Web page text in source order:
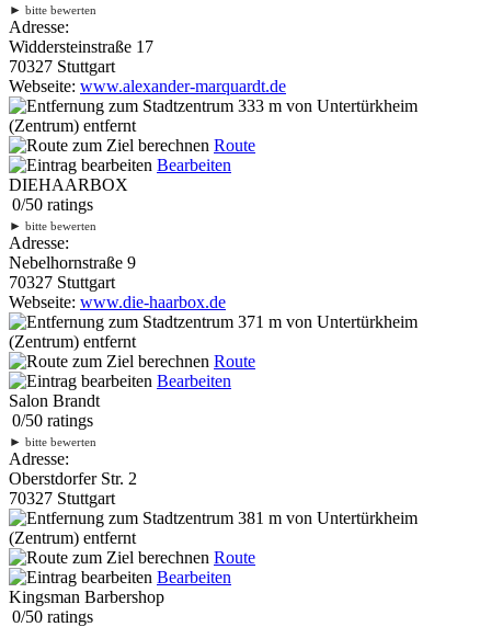
► bitte bewerten
Adresse:
Widdersteinstraße 17
70327 Stuttgart
Webseite: www.alexander-marquardt.de
333 m von Untertürkheim
(Zentrum) entfernt
Route
Bearbeiten
DIEHAARBOX
0/50 ratings
► bitte bewerten
Adresse:
Nebelhornstraße 9
70327 Stuttgart
Webseite: www.die-haarbox.de
371 m von Untertürkheim
(Zentrum) entfernt
Route
Bearbeiten
Salon Brandt
0/50 ratings
► bitte bewerten
Adresse:
Oberstdorfer Str. 2
70327 Stuttgart
381 m von Untertürkheim
(Zentrum) entfernt
Route
Bearbeiten
Kingsman Barbershop
0/50 ratings